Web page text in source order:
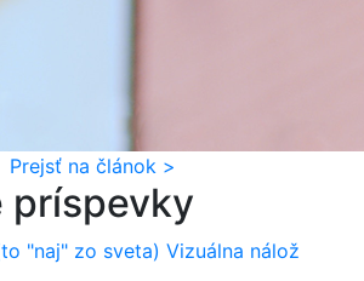
Prejsť na článok >
príspevky
"naj" zo sveta) Vizuálna nálož